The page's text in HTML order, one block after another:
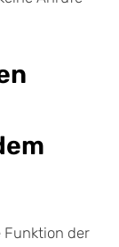
Funktion der